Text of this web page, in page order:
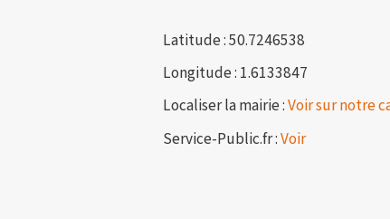
Latitude : 50.7246538
Longitude : 1.6133847
Localiser la mairie :Voir sur notre
Service-Public.fr :Voir